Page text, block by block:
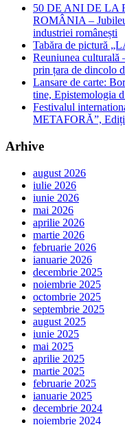
50 DE ANI DE LA
ROMÂNIA –
industriei românești
Tabăra de pictură
Reuniunea
prin țara de dincolo
Lansare de carte:
tine, Epistemologia
Festivalul
METAFORĂ”,
Arhive
august 2026
iulie 2026
iunie 2026
mai 2026
aprilie 2026
martie 2026
februarie 2026
ianuarie 2026
decembrie 2025
noiembrie 2025
octombrie 2025
septembrie 2025
august 2025
iunie 2025
mai 2025
aprilie 2025
martie 2025
februarie 2025
ianuarie 2025
decembrie 2024
noiembrie 2024